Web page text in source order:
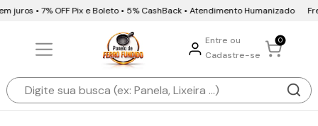
• 7% OFF Pix e Boleto • 5% CashBack • Atendimento Humanizado
Entre ou
Cadastre-se
0